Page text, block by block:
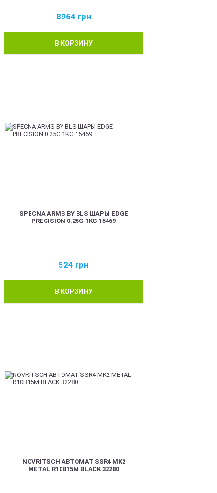
8964 грн
В КОРЗИНУ
SPECNA ARMS BY BLS ШАРЫ EDGE
PRECISION 0.25G 1KG 15469
524 грн
В КОРЗИНУ
NOVRITSCH АВТОМАТ SSR4 MK2
METAL R10B15M BLACK 32280